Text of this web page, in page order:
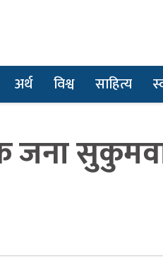
अर्थ विश्व साहित्य
जना